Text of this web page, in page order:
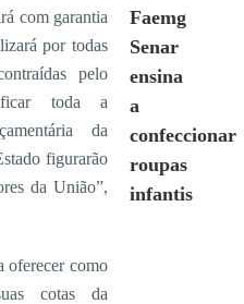
com garantia
por todas
pelo
toda a
da
figurarão
da União”,
oferecer como
cotas da
Faemg
Senar
ensina
a
confeccionar
roupas
infantis